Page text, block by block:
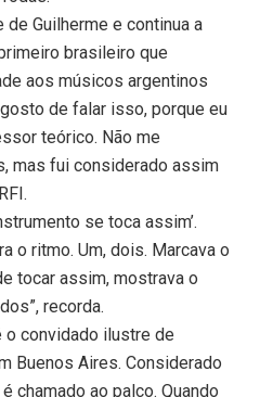
Guilherme e continua a
brasileiro que
aos músicos argentinos
de falar isso, porque eu
teórico. Não me
mas fui considerado assim
se toca assim’.
o ritmo. Um, dois. Marcava o
tocar assim, mostrava o
recorda.
o convidado ilustre de
Buenos Aires. Considerado
chamado ao palco. Quando